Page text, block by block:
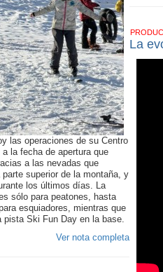
las operaciones de su Centro
la fecha de apertura que
a las nevadas que
superior de la montaña, y
los últimos días. La
sólo para peatones, hasta
esquiadores, mientras que
Ski Fun Day en la base.
Ver nota completa
La